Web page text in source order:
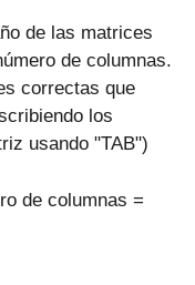
de las matrices
de columnas.
correctas que
los
usando "TAB")
de columnas =